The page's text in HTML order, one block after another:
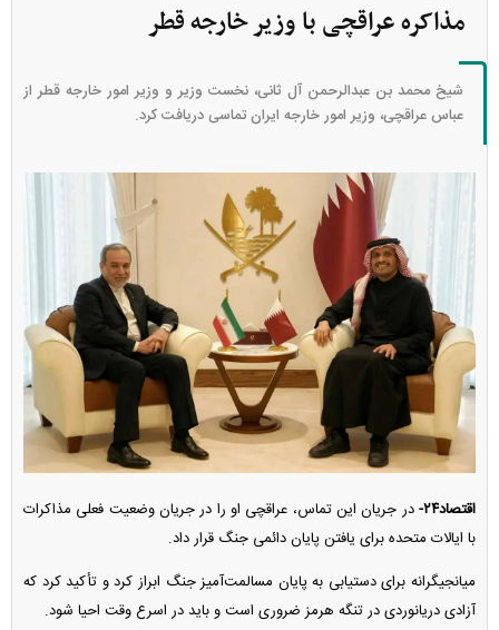
مذاکره عراقچی با وزیر خارجه قطر
شیخ محمد بن عبدالرحمن آل ثانی، نخست وزیر و وزیر امور خارجه قطر از
عباس عراقچی، وزیر امور خارجه ایران تماسی دریافت کرد.
اقتصاد۲۴-
در جریان این تماس، عراقچی او را در جریان وضعیت فعلی مذاکرات
با ایالات متحده برای یافتن پایان دائمی جنگ قرار داد.
میانجیگرانه برای دستیابی به پایان مسالمت‌آمیز جنگ ابراز کرد و تأکید کرد که
آزادی دریانوردی در تنگه هرمز ضروری است و باید در اسرع وقت احیا شود.